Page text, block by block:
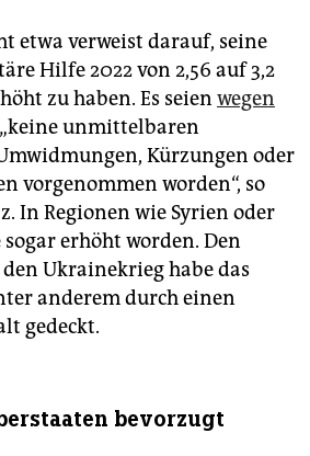
etwa verweist darauf, seine
Hilfe 2022 von 2,56 auf 3,2
zu haben. Es seien wegen
„keine unmittelbaren
Kürzungen oder
vorgenommen worden“, so
In Re­gio­nen wie Syrien oder
erhöht worden. Den
Ukrainekrieg habe das
anderem durch einen
gedeckt.
bevorzugt